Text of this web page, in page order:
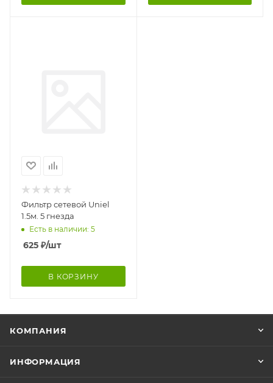
Фильтр сетевой Uniel
1.5м. 5 гнезда
Есть в наличии: 5
625 ₽/шт
В КОРЗИНУ
КОМПАНИЯ
ИНФОРМАЦИЯ